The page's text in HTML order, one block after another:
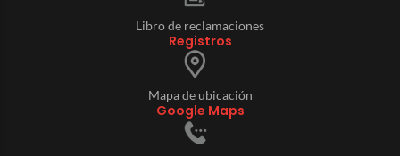
Libro de reclamaciones
Registros
Mapa de ubicación
Google Maps